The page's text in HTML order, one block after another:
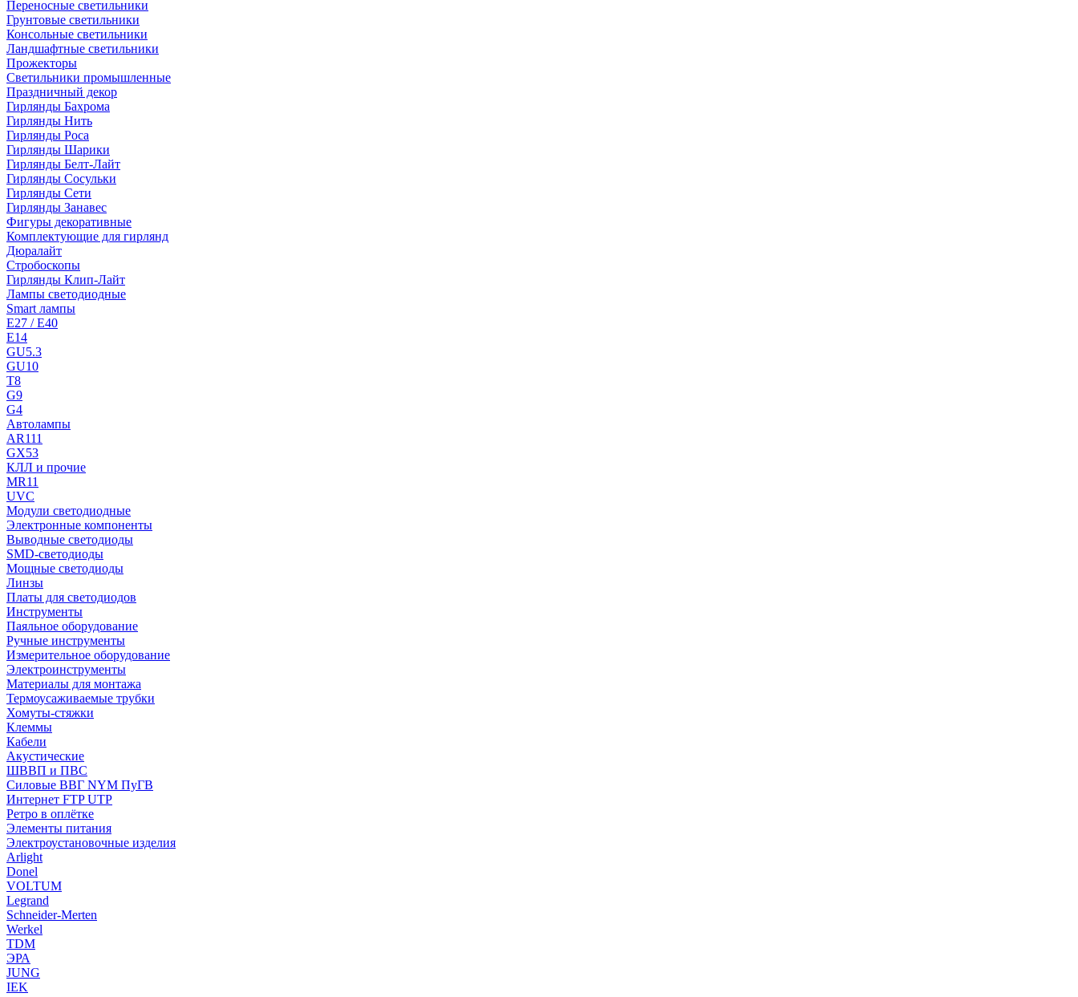
Переносные светильники
Грунтовые светильники
Консольные светильники
Ландшафтные светильники
Прожекторы
Светильники промышленные
Праздничный декор
Гирлянды Бахрома
Гирлянды Нить
Гирлянды Роса
Гирлянды Шарики
Гирлянды Белт-Лайт
Гирлянды Сосульки
Гирлянды Сети
Гирлянды Занавес
Фигуры декоративные
Комплектующие для гирлянд
Дюралайт
Стробоскопы
Гирлянды Клип-Лайт
Лампы светодиодные
Smart лампы
E27 / E40
E14
GU5.3
GU10
T8
G9
G4
Автолампы
AR111
GX53
КЛЛ и прочие
MR11
UVC
Модули светодиодные
Электронные компоненты
Выводные светодиоды
SMD-светодиоды
Мощные светодиоды
Линзы
Платы для светодиодов
Инструменты
Паяльное оборудование
Ручные инструменты
Измерительное оборудование
Электроинструменты
Материалы для монтажа
Термоусаживаемые трубки
Хомуты-стяжки
Клеммы
Кабели
Акустические
ШВВП и ПВС
Силовые ВВГ NYM ПуГВ
Интернет FTP UTP
Ретро в оплётке
Элементы питания
Электроустановочные изделия
Arlight
Donel
VOLTUM
Legrand
Schneider-Merten
Werkel
TDM
ЭРА
JUNG
IEK